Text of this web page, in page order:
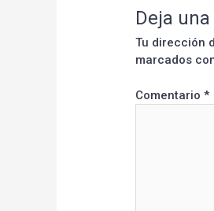
Deja
Tu dirección
marcados
Comentario*